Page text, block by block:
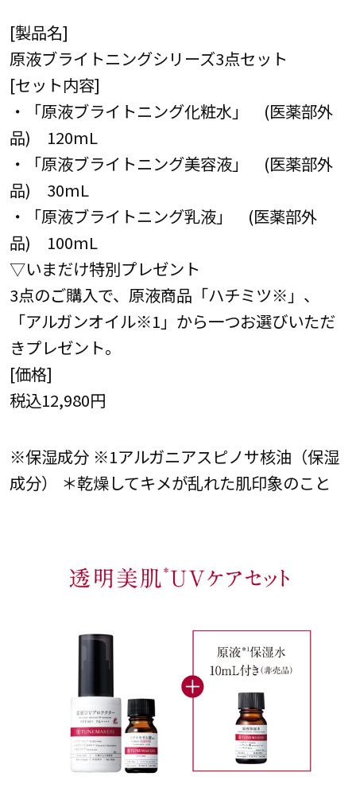
[製品名]
原液ブライトニングシリーズ3点セット
[セット内容]
・「原液ブライトニング化粧水」 (医薬部外
品) 120mL
・「原液ブライトニング美容液」 (医薬部外
品) 30mL
・「原液ブライトニング乳液」 (医薬部外
品) 100mL
▽いまだけ特別プレゼント
3点のご購入で、原液商品「ハチミツ※」、
「アルガンオイル※1」から一つお選びいただ
きプレゼント。
[価格]
税込12,980円
※保湿成分 ※1アルガニアスピノサ核油（保湿
成分） ＊乾燥してキメが乱れた肌印象のこと